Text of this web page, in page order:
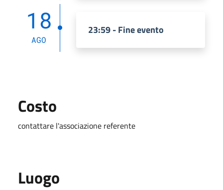
18
AGO
23:59 - Fine evento
Costo
contattare l'associazione referente
Luogo